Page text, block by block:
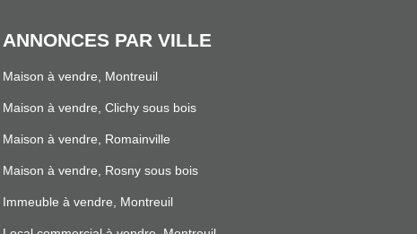
ANNONCES PAR VILLE
Maison à vendre, Montreuil
Maison à vendre, Clichy sous bois
Maison à vendre, Romainville
Maison à vendre, Rosny sous bois
Immeuble à vendre, Montreuil